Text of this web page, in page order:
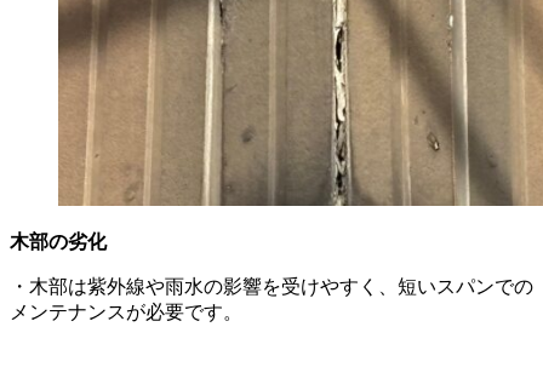
木部の劣化
・木部は紫外線や雨水の影響を受けやすく、短いスパンでの
メンテナンスが必要です。